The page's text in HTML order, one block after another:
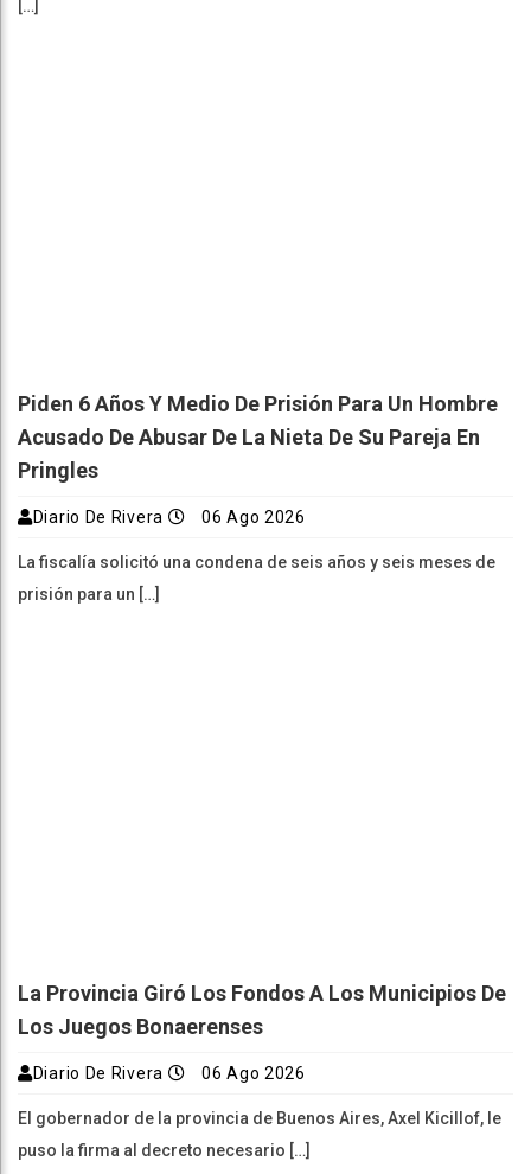
[…]
Piden 6 Años Y Medio De Prisión Para Un Hombre
Acusado De Abusar De La Nieta De Su Pareja En
Pringles
Diario De Rivera 06 Ago 2026
La fiscalía solicitó una condena de seis años y seis meses de
prisión para un […]
La Provincia Giró Los Fondos A Los Municipios De
Los Juegos Bonaerenses
Diario De Rivera 06 Ago 2026
El gobernador de la provincia de Buenos Aires, Axel Kicillof, le
puso la firma al decreto necesario […]